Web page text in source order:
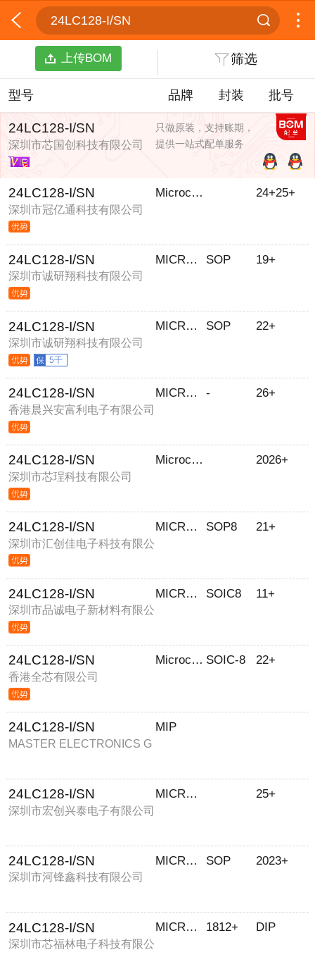
24LC128-I/SN
上传BOM 筛选
型号 品牌 封装 批号
24LC128-I/SN
深圳市芯国创科技有限公司
只做原装，支持账期，
提供一站式配单服务
24LC128-I/SN
深圳市冠亿通科技有限公司
Microchip Technology 24+25+
24LC128-I/SN
深圳市诚研翔科技有限公司
MICROCHIP SOP 19+
24LC128-I/SN
深圳市诚研翔科技有限公司
5千
MICROCHIP SOP 22+
24LC128-I/SN
香港晨兴安富利电子有限公司
MICROCHIP/微芯 - 26+
24LC128-I/SN
深圳市芯珵科技有限公司
Microchip 2026+
24LC128-I/SN
深圳市汇创佳电子科技有限公
司
MICROCHIP/微芯 SOP8 21+
24LC128-I/SN
深圳市品诚电子新材料有限公
司
MICROCHIP SOIC8 11+
24LC128-I/SN
香港全芯有限公司
Microchip SOIC-8 22+
24LC128-I/SN
MASTER ELECTRONICS G
MIP
24LC128-I/SN
深圳市宏创兴泰电子有限公司
MICROCHIP/微芯 25+
24LC128-I/SN
深圳市河锋鑫科技有限公司
MICROCHIP SOP 2023+
24LC128-I/SN
深圳市芯福林电子科技有限公
MICROCHIP/微芯 1812+ DIP